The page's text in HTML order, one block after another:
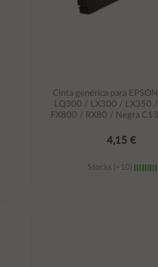
Cinta genérica para
LQ300 / LX300 / LX350
FX800 / RX80 / Negra
4,15 €
Stocks (+10)